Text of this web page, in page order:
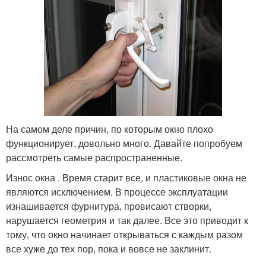
На самом деле причин, по которым окно плохо
функционирует, довольно много. Давайте попробуем
рассмотреть самые распространенные.
Износ окна . Время старит все, и пластиковые окна не
являются исключением. В процессе эксплуатации
изнашивается фурнитура, провисают створки,
нарушается геометрия и так далее. Все это приводит к
тому, что окно начинает открываться с каждым разом
все хуже до тех пор, пока и вовсе не заклинит.